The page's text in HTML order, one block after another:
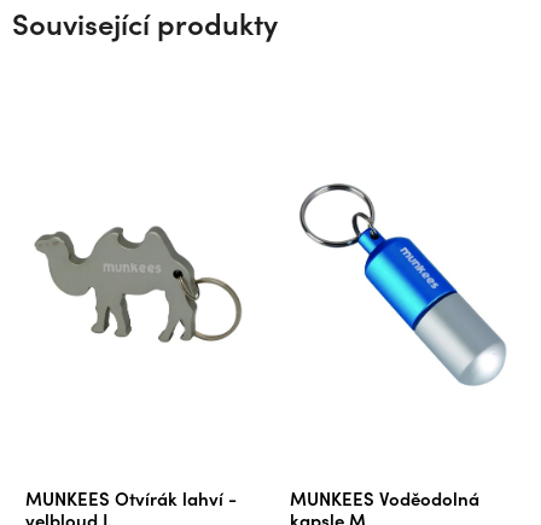
Související produkty
MUNKEES Otvírák lahví -
velbloud I.
MUNKEES Voděodolná
kapsle M